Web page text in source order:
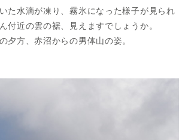
た水滴が凍り、霧氷になった様子が見られ
付近の雲の裾、見えますでしょうか。
夕方、赤沼からの男体山の姿。